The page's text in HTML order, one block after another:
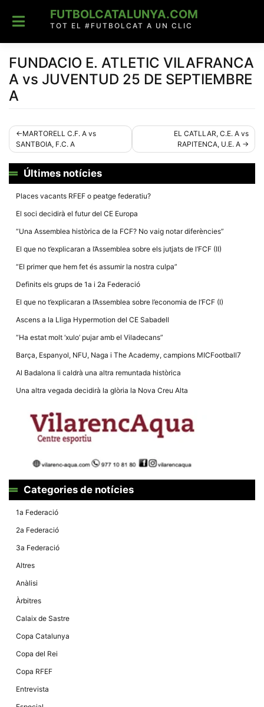
content
FUTBOLCATALUNYA.COM
TOT EL #FUTBOLCAT A UN CLIC
FUNDACIO E. ATLETIC VILAFRANCA
A vs JUVENTUD 25 DE SEPTIEMBRE
A
Navegació
d'entrades
MARTORELL C.F. A vs
SANTBOIA, F.C. A
EL CATLLAR, C.E. A vs
RAPITENCA, U.E. A
Últimes notícies
Places vacants RFEF o peatge federatiu?
El soci decidirà el futur del CE Europa
“Una Assemblea històrica de la FCF? No vaig notar diferències”
El que no t’explicaran a l’Assemblea sobre els jutjats de l’FCF (II)
“El primer que hem fet és assumir la nostra culpa”
Definits els grups de 1a i 2a Federació
El que no t’explicaran a l’Assemblea sobre l’economia de l’FCF (I)
Ascens a la Lliga Hypermotion del CE Sabadell
“Ha estat molt ‘xulo’ pujar amb el Viladecans”
Barça, Espanyol, NFU, Naga i The Academy, campions MICFootball7
Al Badalona li caldrà una altra remuntada històrica
Una altra vegada decidirà la glòria la Nova Creu Alta
Categories de notícies
1a Federació
2a Federació
3a Federació
Altres
Anàlisi
Àrbitres
Calaix de Sastre
Copa Catalunya
Copa del Rei
Copa RFEF
Entrevista
Necessàries
cookies no
són
opcionals,
necessàries
web.
Estadístiques
Recopilem
dades